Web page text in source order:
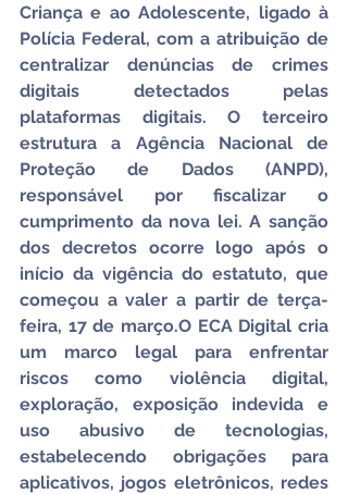
Criança e ao Adolescente, ligado à
Polícia Federal, com a atribuição de
centralizar denúncias de crimes
digitais detectados pelas
plataformas digitais. O terceiro
estrutura a Agência Nacional de
Proteção de Dados (ANPD),
responsável por fiscalizar o
cumprimento da nova lei. A sanção
dos decretos ocorre logo após o
início da vigência do estatuto, que
começou a valer a partir de terça-
feira, 17 de março.O ECA Digital cria
um marco legal para enfrentar
riscos como violência digital,
exploração, exposição indevida e
uso abusivo de tecnologias,
estabelecendo obrigações para
aplicativos, jogos eletrônicos, redes